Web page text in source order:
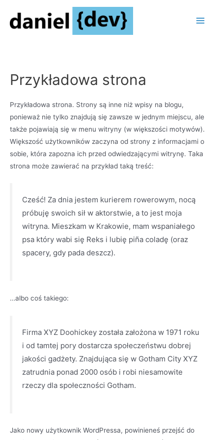
content
Przykładowa strona
Przykładowa strona. Strony są inne niż wpisy na blogu,
ponieważ nie tylko znajdują się zawsze w jednym miejscu, ale
także pojawiają się w menu witryny (w większości motywów).
Większość użytkowników zaczyna od strony z informacjami o
sobie, która zapozna ich przed odwiedzającymi witrynę. Taka
strona może zawierać na przykład taką treść:
Cześć! Za dnia jestem kurierem rowerowym, nocą
próbuję swoich sił w aktorstwie, a to jest moja
witryna. Mieszkam w Krakowie, mam wspaniałego
psa który wabi się Reks i lubię piña coladę (oraz
spacery, gdy pada deszcz).
…albo coś takiego:
Firma XYZ Doohickey została założona w 1971 roku
i od tamtej pory dostarcza społeczeństwu dobrej
jakości gadżety. Znajdująca się w Gotham City XYZ
zatrudnia ponad 2000 osób i robi niesamowite
rzeczy dla społeczności Gotham.
Jako nowy użytkownik WordPressa, powinieneś przejść do